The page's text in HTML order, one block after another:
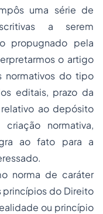
uma série de
a serem
propugnado pela
o artigo
normativos do tipo
editais, prazo da
ao depósito
normativa,
ao fato para a
norma de caráter
do Direito
ou princípio